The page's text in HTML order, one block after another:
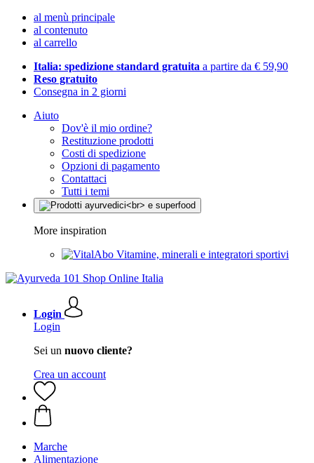
al menù principale
al contenuto
al carrello
Italia: spedizione standard gratuita a partire da € 59,90
Reso gratuito
Consegna in 2 giorni
Aiuto
Dov'è il mio ordine?
Restituzione prodotti
Costi di spedizione
Opzioni di pagamento
Contattaci
Tutti i temi
More inspiration
Vitamine, minerali e integratori sportivi
Login
Login
Sei un nuovo cliente?
Crea un account
Marche
Alimentazione